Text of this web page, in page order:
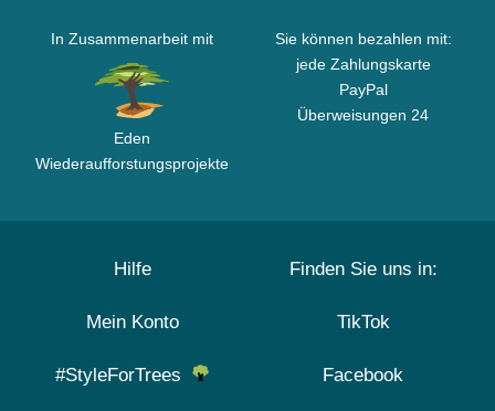
In Zusammenarbeit mit
Eden
Wiederaufforstungsprojekte
Sie können bezahlen mit:
jede Zahlungskarte
PayPal
Überweisungen 24
Hilfe
Mein Konto
#StyleForTrees
Finden Sie uns in:
TikTok
Facebook